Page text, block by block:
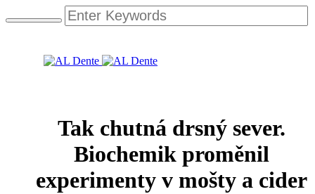
Tak chutná drsný sever.
Biochemik proměnil
experimenty v mošty a cider